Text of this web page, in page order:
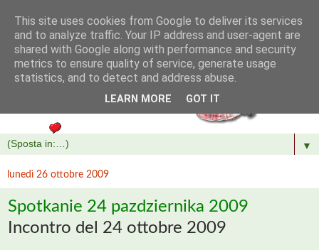
▼
lunedì 26 ottobre 2009
Spotkanie 24 pazdziernika 2009
Incontro del 24 ottobre 2009
This site uses cookies from Google to deliver its services
and to analyze traffic. Your IP address and user-agent are
shared with Google along with performance and security
metrics to ensure quality of service, generate usage
statistics, and to detect and address abuse.
LEARN MORE GOT IT